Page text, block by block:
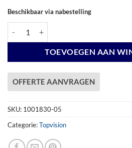
Beschikbaar via nabestelling
TOEVOEGEN AAN
OFFERTE AANVRAGEN
SKU: 1001830-05
Categorie:Topvision